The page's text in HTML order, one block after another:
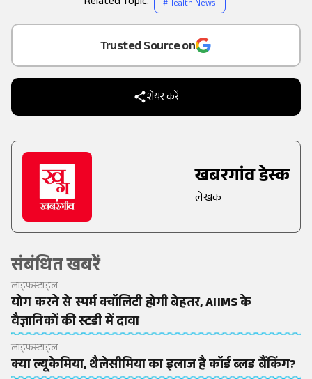
as a
Trusted Source on
शेयर करें
खबरगांव डेस्क
लेखक
संबंधित खबरें
लाइफस्टाइल
योग करने से स्पर्म क्वॉलिटी होगी बेहतर, AIIMS के
वैज्ञानिकों की स्टडी में दावा
लाइफस्टाइल
क्या ल्यूकेमिया, थैलेसीमिया का इलाज है कॉर्ड ब्लड बैंकिंग?
#Health News